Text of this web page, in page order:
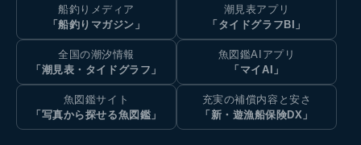
船釣りメディア
「船釣りマガジン」
潮見表アプリ
「タイドグラフBI」
全国の潮汐情報
「潮見表・タイドグラフ」
魚図鑑AIアプリ
「マイAI」
魚図鑑サイト
「写真から探せる魚図鑑」
充実の補償内容と安さ
「新・遊漁船保険DX」